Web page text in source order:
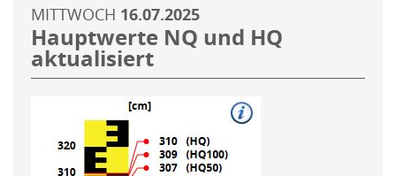
MITTWOCH 16.07.2025
Hauptwerte NQ und HQ
aktualisiert